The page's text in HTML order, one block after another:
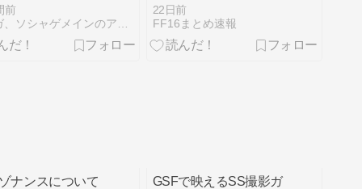
【開封】
前
マンガ、ソシャゲメインのアルハイドの日記
ナンス』HD-2Dによる
世界観やバトルシーン
が確認できる「2ndト
レーラー」が公開、お
22日前
FF16まとめ速報
ナンスについて
GSFで映えるSS撮影ガ